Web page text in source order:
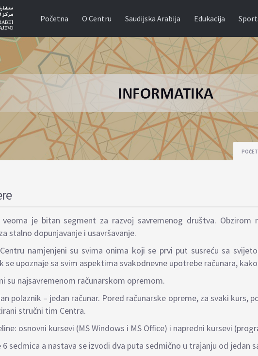
Početna O Centru Saudijska Arabija Edukacija
je bitan segment za razvoj savremenog društva.
stalno dopunjavanje i usavršavanje.
namjenjeni su svima onima koji se prvi put susreću sa
se upoznaje sa svim aspektima svakodnevne upotrebe računara,
su najsavremenom računarskom opremom.
polaznik – jedan računar. Pored računarske opreme, za svaki kurs,
stručni tim Centra.
osnovni kursevi (MS Windows i MS Office) i napredni kursevi
sedmica a nastava se izvodi dva puta sedmično u trajanju od jedan